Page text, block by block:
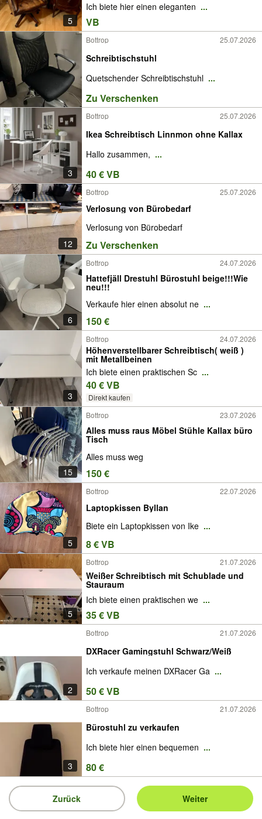
5
Ich biete hier einen eleganten ...
VB
Bottrop 25.07.2026
Schreibtischstuhl
Quetschender Schreibtischstuhl ...
Zu Verschenken
3
Bottrop 25.07.2026
Ikea Schreibtisch Linnmon ohne Kallax
Hallo zusammen, ...
40 € VB
12
Bottrop 25.07.2026
Verlosung von Bürobedarf
Verlosung von Bürobedarf
Zu Verschenken
6
Bottrop 24.07.2026
Hattefjäll Drestuhl Bürostuhl beige!!!Wie
neu!!!
Verkaufe hier einen absolut ne ...
150 €
3
Bottrop 24.07.2026
Höhenverstellbarer Schreibtisch( weiß )
mit Metallbeinen
Ich biete einen praktischen Sc ...
40 € VB
Direkt kaufen
15
Bottrop 23.07.2026
Alles muss raus Möbel Stühle Kallax büro
Tisch
Alles muss weg
150 €
5
Bottrop 22.07.2026
Laptopkissen Byllan
Biete ein Laptopkissen von Ike ...
8 € VB
5
Bottrop 21.07.2026
Weißer Schreibtisch mit Schublade und
Stauraum
Ich biete einen praktischen we ...
35 € VB
2
Bottrop 21.07.2026
DXRacer Gamingstuhl Schwarz/Weiß
Ich verkaufe meinen DXRacer Ga ...
50 € VB
3
Bottrop 21.07.2026
Bürostuhl zu verkaufen
Ich biete hier einen bequemen ...
80 €
Zurück Weiter